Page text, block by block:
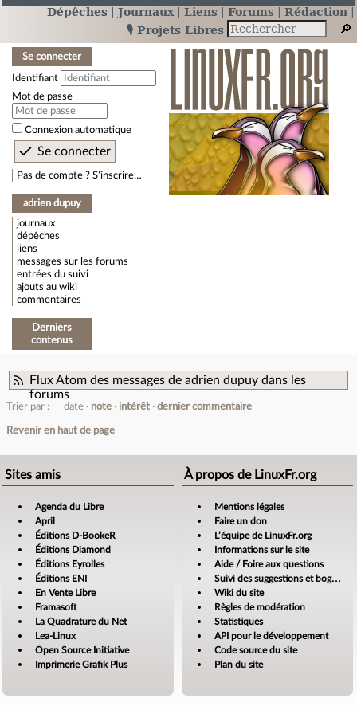
Dépêches Journaux Liens Forums
Rédaction
🎙️ Projets Libres
Se connecter
Identifiant
Mot de passe
Connexion automatique
Pas de compte ? S’inscrire…
adrien dupuy
journaux
dépêches
liens
messages sur les forums
entrées du suivi
ajouts au wiki
commentaires
Derniers
contenus
Flux Atom des messages de adrien dupuy dans les
forums
Trier par : date note intérêt dernier commentaire
Revenir en haut de page
Sites amis
Agenda du Libre
April
Éditions D-BookeR
Éditions Diamond
Éditions Eyrolles
Éditions ENI
En Vente Libre
Framasoft
La Quadrature du Net
Lea-Linux
Open Source Initiative
Imprimerie Grafik Plus
À propos de LinuxFr.org
Mentions légales
Faire un don
L’équipe de LinuxFr.org
Informations sur le site
Aide / Foire aux questions
Suivi des suggestions et bogues
Wiki du site
Règles de modération
Statistiques
API pour le développement
Code source du site
Plan du site